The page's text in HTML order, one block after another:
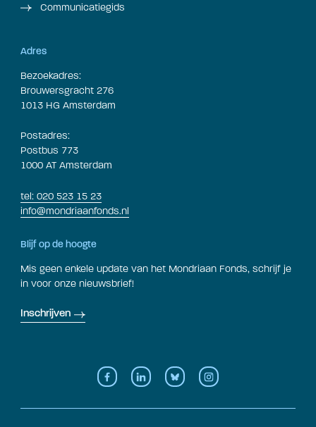
Communicatiegids
Adres
Bezoekadres:
Brouwersgracht 276
1013 HG Amsterdam
Postadres:
Postbus 773
1000 AT Amsterdam
tel: 020 523 15 23
info@mondriaanfonds.nl
Blijf op de hoogte
Mis geen enkele update van het Mondriaan Fonds, schrijf je
in voor onze nieuwsbrief!
Inschrijven